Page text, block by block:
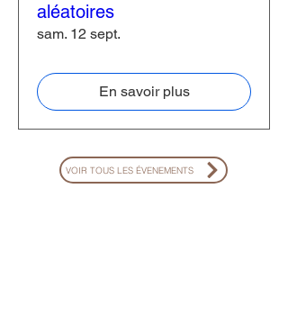
aléatoires
sam. 12 sept.
En savoir plus
VOIR TOUS LES ÉVENEMENTS